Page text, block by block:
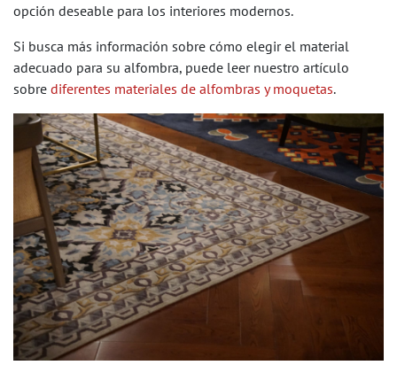
opción deseable para los interiores modernos.
Si busca más información sobre cómo elegir el material
adecuado para su alfombra, puede leer nuestro artículo
sobre diferentes materiales de alfombras y moquetas.